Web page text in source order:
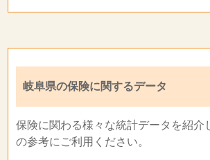
岐阜県の保険に関するデータ
保険に関わる様々な統計データを紹介
の参考にご利用ください。